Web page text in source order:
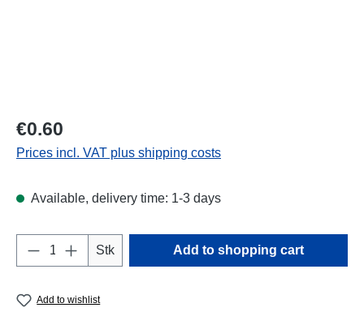
Regular price:
€0.60
Prices incl. VAT plus shipping costs
Available, delivery time: 1-3 days
Product Quantity: Enter the desired
Stk Add to shopping cart
Add to wishlist